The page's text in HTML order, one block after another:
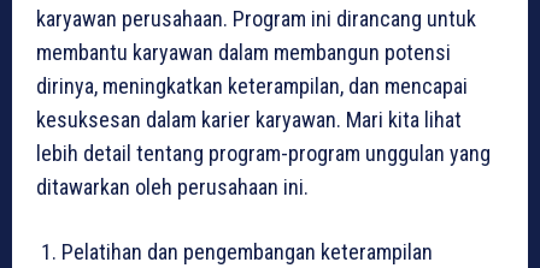
karyawan perusahaan. Program ini dirancang untuk
membantu karyawan dalam membangun potensi
dirinya, meningkatkan keterampilan, dan mencapai
kesuksesan dalam karier karyawan. Mari kita lihat
lebih detail tentang program-program unggulan yang
ditawarkan oleh perusahaan ini.
Pelatihan dan pengembangan keterampilan